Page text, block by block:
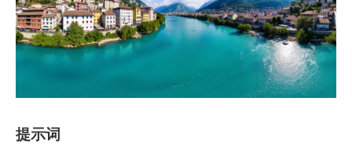
提示词